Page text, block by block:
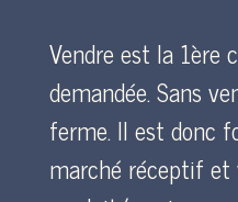
Vendre est la 1ère
demandée. Sans
ferme. Il est donc
marché réceptif et